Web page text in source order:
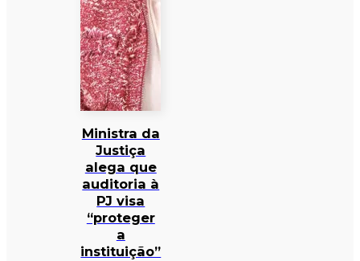
Ministra da
Justiça
alega que
auditoria à
PJ visa
“proteger
a
instituição”